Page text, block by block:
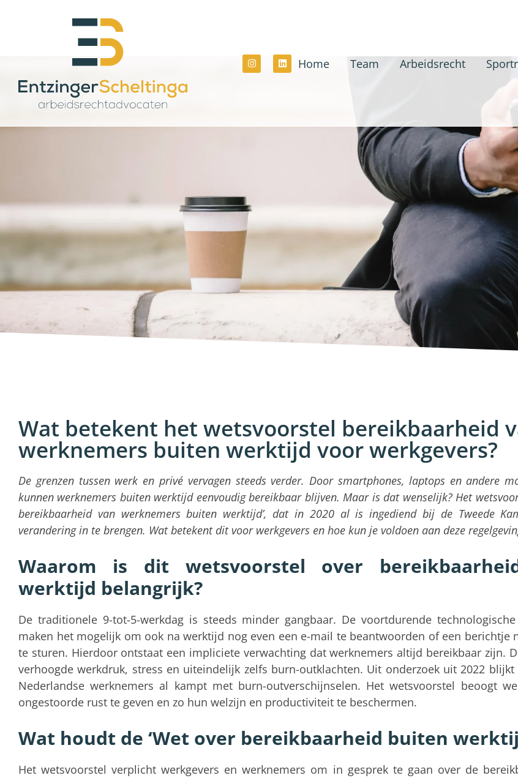
Home Team Arbeidsrecht
Wat betekent het wetsvoorstel bereikbaarheid
werknemers buiten werktijd voor werkgevers?
De grenzen tussen werk en privé vervagen steeds verder. Door smartphones, laptops en andere
kunnen werknemers buiten werktijd eenvoudig bereikbaar blijven. Maar is dat wenselijk? Het
bereikbaarheid van werknemers buiten werktijd’, dat in 2020 al is ingediend bij de Tweede
verandering in te brengen. Wat betekent dit voor werkgevers en hoe kun je voldoen aan deze
Waarom is dit wetsvoorstel over
werktijd belangrijk?
De traditionele 9-tot-5-werkdag is steeds minder gangbaar. De voortdurende
maken het mogelijk om ook na werktijd nog even een e-mail te beantwoorden of een berichtje
te sturen. Hierdoor ontstaat een impliciete verwachting dat werknemers altijd bereikbaar zijn.
verhoogde werkdruk, stress en uiteindelijk zelfs burn-outklachten. Uit onderzoek uit 2022 blijkt
Nederlandse werknemers al kampt met burn-outverschijnselen. Het wetsvoorstel beoogt
ongestoorde rust te geven en zo hun welzijn en productiviteit te beschermen.
Wat houdt de ‘Wet over bereikbaarheid buiten
Het wetsvoorstel verplicht werkgevers en werknemers om in gesprek te gaan over de